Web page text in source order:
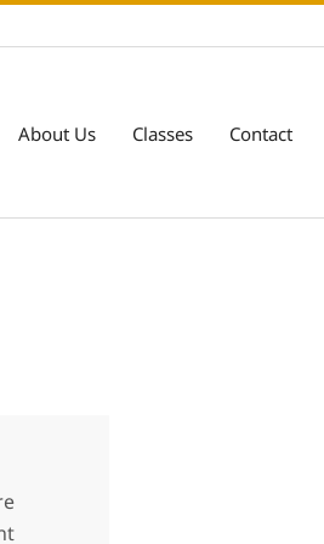
About Us Classes Contact